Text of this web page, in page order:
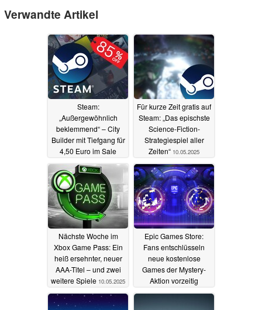
Verwandte Artikel
Steam:
„Außergewöhnlich
beklemmend“ – City
Builder mit Tiefgang für
4,50 Euro im Sale
12.05.2025
Für kurze Zeit gratis auf
Steam: „Das epischste
Science-Fiction-
Strategiespiel aller
Zeiten“ 10.05.2025
Nächste Woche im
Xbox Game Pass: Ein
heiß ersehnter, neuer
AAA-Titel – und zwei
weitere Spiele 10.05.2025
Epic Games Store:
Fans entschlüsseln
neue kostenlose
Games der Mystery-
Aktion vorzeitig
10.05.2025